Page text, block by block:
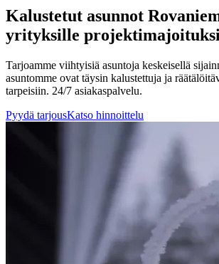
Kalustetut asunnot
yrityksille
Tarjoamme viihtyisiä asuntoja keskeisellä
asuntomme ovat täysin kalustettuja ja
tarpeisiin. 24/7 asiakaspalvelu.
Pyydä tarjousKatso hinnoittelu